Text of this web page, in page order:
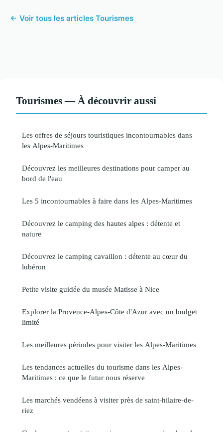
← Voir tous les articles Tourismes
Tourismes — À découvrir aussi
Les offres de séjours touristiques incontournables dans
les Alpes-Maritimes
Découvrez les meilleures destinations pour camper au
bord de l'eau
Les 5 incontournables à faire dans les Alpes-Maritimes
Découvrez le camping des hautes alpes : détente et
nature
Découvrez le camping cavaillon : détente au cœur du
lubéron
Petite visite guidée du musée Matisse à Nice
Explorer la Provence-Alpes-Côte d'Azur avec un budget
limité
Les meilleures périodes pour visiter les Alpes-Maritimes
Les tendances actuelles du tourisme dans les Alpes-
Maritimes : ce que le futur nous réserve
Les marchés vendéens à visiter près de saint-hilaire-de-
riez